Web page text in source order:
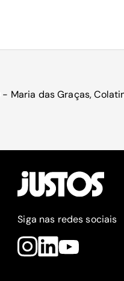
- Maria das Graças,
Siga nas redes sociais